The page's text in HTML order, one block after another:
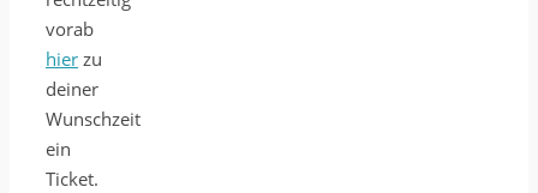
vorab
hier zu
deiner
Wunschzeit
ein
Ticket.